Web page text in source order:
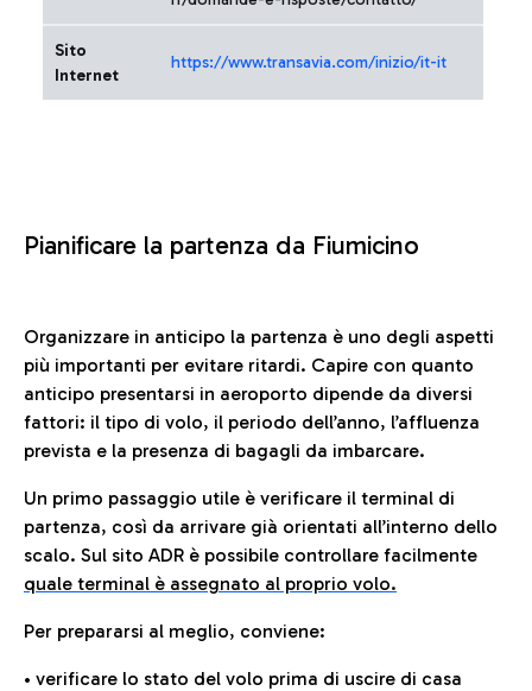
Sito
Internet
https://www.transavia.com/inizio/it-it
Pianificare la partenza da Fiumicino
Organizzare in anticipo la partenza è uno degli aspetti
più importanti per evitare ritardi. Capire con quanto
anticipo presentarsi in aeroporto dipende da diversi
fattori: il tipo di volo, il periodo dell’anno, l’affluenza
prevista e la presenza di bagagli da imbarcare.
Un primo passaggio utile è verificare il terminal di
partenza, così da arrivare già orientati all’interno dello
scalo. Sul sito ADR è possibile controllare facilmente
quale terminal è assegnato al proprio volo.
Per prepararsi al meglio, conviene:
• verificare lo stato del volo prima di uscire di casa